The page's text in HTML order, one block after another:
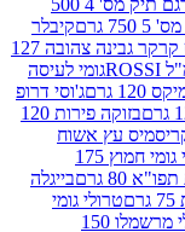
ABK מארז ממתקים גדול לקריסמיס דגם תיק מס' 4 500
קיבלר
צ'יז איט קרקר גבינה צהובה 127
לעיסה
ג'וסי דרופ
בזוקה פירות 120
גומי חמוץ 175
בייגלה
גומי
150